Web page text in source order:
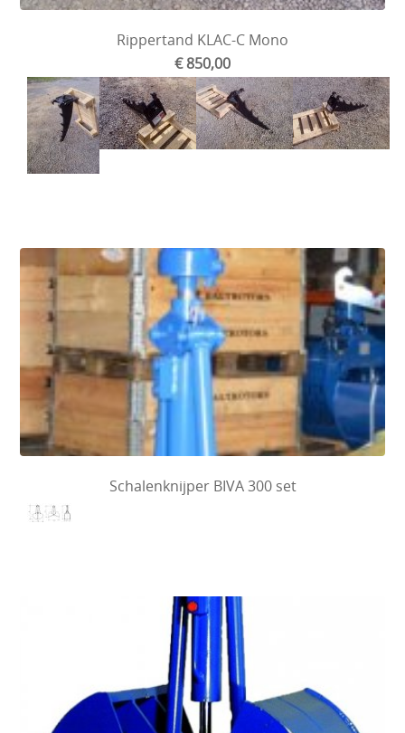
Rippertand KLAC-C Mono
€ 850,00
Schalenknijper BIVA 300 set